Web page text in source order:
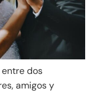
dos
amigos y